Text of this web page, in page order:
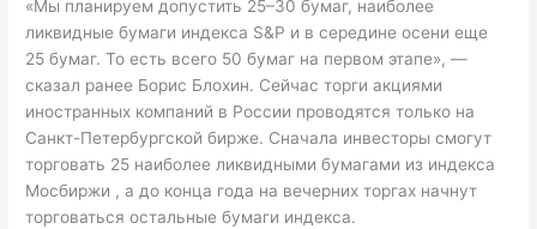
«Мы планируем допустить 25–30 бумаг, наиболее
ликвидные бумаги индекса S&P и в середине осени еще
25 бумаг. То есть всего 50 бумаг на первом этапе», —
сказал ранее Борис Блохин. Сейчас торги акциями
иностранных компаний в России проводятся только на
Санкт-Петербургской бирже. Сначала инвесторы смогут
торговать 25 наиболее ликвидными бумагами из индекса
Мосбиржи , а до конца года на вечерних торгах начнут
торговаться остальные бумаги индекса.